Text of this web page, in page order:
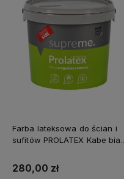
Farba lateksowa do ścian i
sufitów PROLATEX Kabe biała
matowa
280,00 zł